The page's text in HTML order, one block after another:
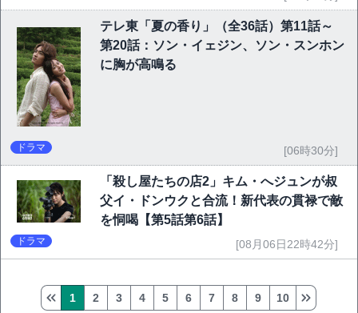
テレ東「夏の香り」（全36話）第11話～
第20話：ソン・イェジン、ソン・スンホン
に胸が高鳴る
ドラマ [06時30分]
「殺し屋たちの店2」キム・へジュンが叔
父イ・ドンウクと合流！新代表の貫禄で敵
を恫喝【第5話第6話】
ドラマ [08月06日22時42分]
1 2 3 4 5 6 7 8 9 10